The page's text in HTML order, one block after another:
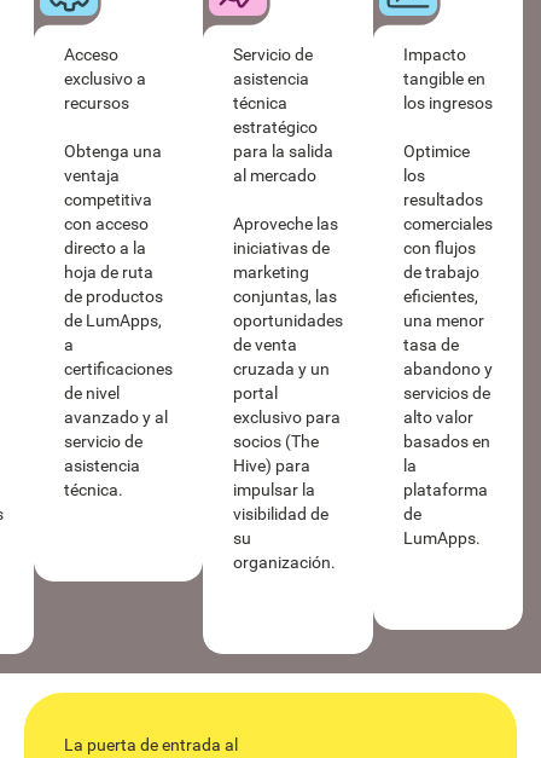
Acceso
exclusivo a
recursos
Obtenga una
ventaja
competitiva
con acceso
directo a la
hoja de ruta
de productos
de LumApps,
a
certificaciones
de nivel
avanzado y al
servicio de
asistencia
técnica.
Servicio de
asistencia
técnica
estratégico
para la salida
al mercado
Aproveche las
iniciativas de
marketing
conjuntas, las
oportunidades
de venta
cruzada y un
portal
exclusivo para
socios (The
Hive) para
impulsar la
visibilidad de
su
organización.
Impacto
tangible en
los ingresos
Optimice
los
resultados
comerciales
con flujos
de trabajo
eficientes,
una menor
tasa de
abandono y
servicios de
alto valor
basados en
la
plataforma
de
LumApps.
La puerta de entrada al